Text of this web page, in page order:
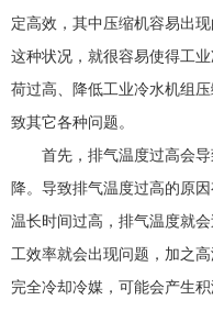
定高效，其中压缩机容易出
这种状况，就很容易使得工
荷过高、降低工业冷水机组
致其它各种问题。
首先，排气温度过高会导
降。导致排气温度过高的原
温长时间过高，排气温度就
工效率就会出现问题，加之
完全冷却冷媒，可能会产生